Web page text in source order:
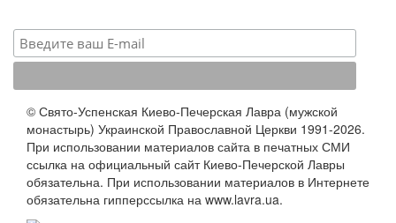
© Свято-Успенская Киево-Печерская Лавра (мужской
монастырь) Украинской Православной Церкви 1991-2026.
При использовании материалов сайта в печатных СМИ
ссылка на официальный сайт Киево-Печерской Лавры
обязательна. При использовании материалов в Интернете
обязательна гипперссылка на www.lavra.ua.